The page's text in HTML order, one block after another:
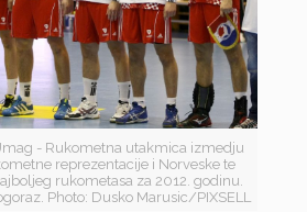
- Rukometna utakmica izmedju
reprezentacije i Norveske te
rukometasa za 2012. godinu.
Photo: Dusko Marusic/PIXSELL